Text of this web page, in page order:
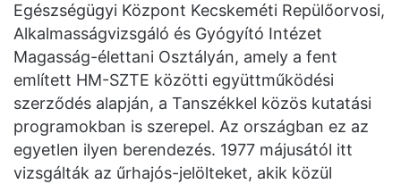
Egészségügyi Központ Kecskeméti Repülőorvosi,
Alkalmasságvizsgáló és Gyógyító Intézet
Magasság-élettani Osztályán, amely a fent
említett HM-SZTE közötti együttműködési
szerződés alapján, a Tanszékkel közös kutatási
programokban is szerepel. Az országban ez az
egyetlen ilyen berendezés. 1977 májusától itt
vizsgálták az űrhajós-jelölteket, akik közül